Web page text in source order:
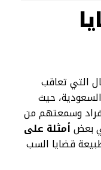
التي تعاقب
حيث
وسمعتهم من
بعضأمثلة على
قضايا السب